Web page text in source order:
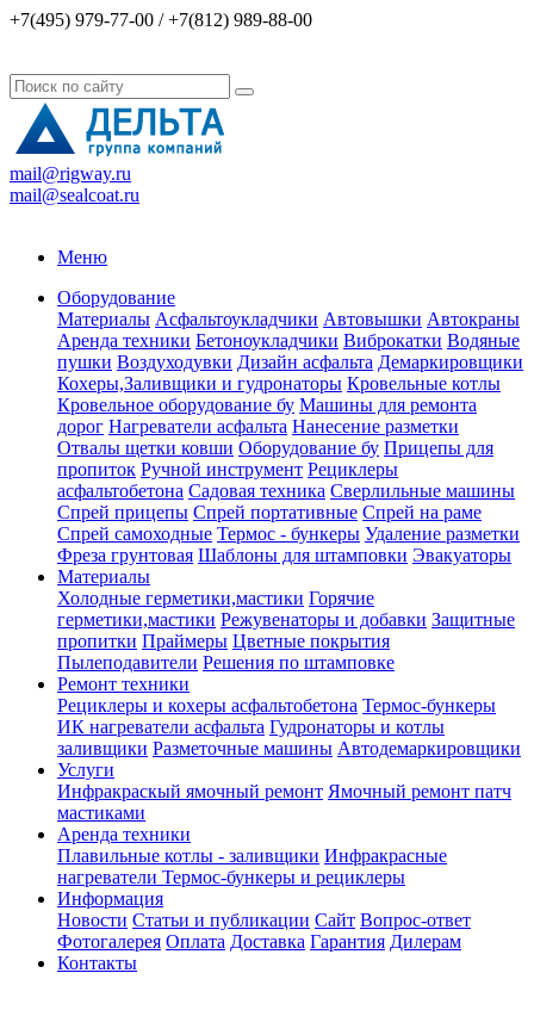
+7(495) 979-77-00 / +7(812) 989-88-00
mail@rigway.ru
mail@sealcoat.ru
Меню
Оборудование
Материалы Асфальтоукладчики Автовышки Автокраны
Аренда техники Бетоноукладчики Виброкатки Водяные
пушки Воздуходувки Дизайн асфальта Демаркировщики
Кохеры,Заливщики и гудронаторы Кровельные котлы
Кровельное оборудование бу Машины для ремонта
дорог Нагреватели асфальта Нанесение разметки
Отвалы щетки ковши Оборудование бу Прицепы для
пропиток Ручной инструмент Рециклеры
асфальтобетона Садовая техника Сверлильные машины
Спрей прицепы Спрей портативные Спрей на раме
Спрей самоходные Термос - бункеры Удаление разметки
Фреза грунтовая Шаблоны для штамповки Эвакуаторы
Материалы
Холодные герметики,мастики Горячие
герметики,мастики Режувенаторы и добавки Защитные
пропитки Праймеры Цветные покрытия
Пылеподавители Решения по штамповке
Ремонт техники
Рециклеры и кохеры асфальтобетона Термос-бункеры
ИК нагреватели асфальта Гудронаторы и котлы
заливщики Разметочные машины Автодемаркировщики
Услуги
Инфракраскый ямочный ремонт Ямочный ремонт патч
мастиками
Аренда техники
Плавильные котлы - заливщики Инфракрасные
нагреватели Термос-бункеры и рециклеры
Информация
Новости Статьи и публикации Сайт Вопрос-ответ
Фотогалерея Оплата Доставка Гарантия Дилерам
Контакты